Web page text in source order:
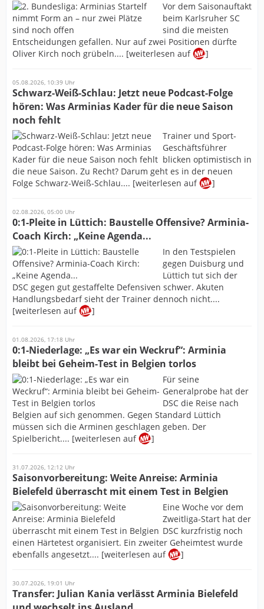
Vor dem Saisonauftakt
beim Karlsruher SC
sind die meisten
Entscheidungen gefallen. Nur auf zwei Positionen dürfte
Oliver Kirch noch grübeln.... [weiterlesen auf
]
05.08.2026, 10:39 Uhr
Schwarz-Weiß-Schlau: Jetzt neue Podcast-Folge
hören: Was Arminias Kader für die neue Saison
noch fehlt
Trainer und Sport-
Geschäftsführer
blicken optimistisch in
die neue Saison. Zu Recht? Darum geht es in der neuen
Folge Schwarz-Weiß-Schlau.... [weiterlesen auf
]
02.08.2026, 05:00 Uhr
0:1-Pleite in Lüttich: Baustelle Offensive? Arminia-
Coach Kirch: „Keine Agenda...
In den Testspielen
gegen Duisburg und
Lüttich tut sich der
DSC gegen gut gestaffelte Defensiven schwer. Akuten
Handlungsbedarf sieht der Trainer dennoch nicht....
[weiterlesen auf
]
01.08.2026, 17:18 Uhr
0:1-Niederlage: „Es war ein Weckruf“: Arminia
bleibt bei Geheim-Test in Belgien torlos
Für seine
Generalprobe hat der
DSC die Reise nach
Belgien auf sich genommen. Gegen Standard Lüttich
müssen sich die Arminen geschlagen geben. Der
Spielbericht.... [weiterlesen auf
]
31.07.2026, 12:12 Uhr
Saisonvorbereitung: Weite Anreise: Arminia
Bielefeld überrascht mit einem Test in Belgien
Eine Woche vor dem
Zweitliga-Start hat der
DSC kurzfristig noch
einen Härtetest organisiert. Ein zweiter Geheimtest wurde
ebenfalls angesetzt.... [weiterlesen auf
]
30.07.2026, 19:01 Uhr
Transfer: Julian Kania verlässt Arminia Bielefeld